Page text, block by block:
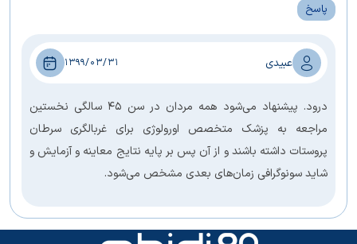
پاسخ
عبیدی 1399/03/31
درود. پیشنهاد می‌شود همه مردان در سن 45 سالگی نخستین
مراجعه به پزشک متخصص اورولوژی برای غربالگری سرطان
پروستات داشته باشند و از آن پس بر پایه نتایج معاینه و آزمایش و
شاید سونوگرافی زمان‌های بعدی مشخص می‌شود.